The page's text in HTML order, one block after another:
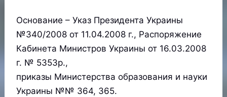
Основание – Указ Президента Украины
№340/2008 от 11.04.2008 г., Распоряжение
Кабинета Министров Украины от 16.03.2008
г. № 5353р.,
приказы Министерства образования и науки
Украины №№ 364, 365.